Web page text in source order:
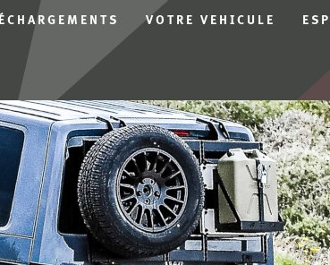
VOTRE VEHICULE